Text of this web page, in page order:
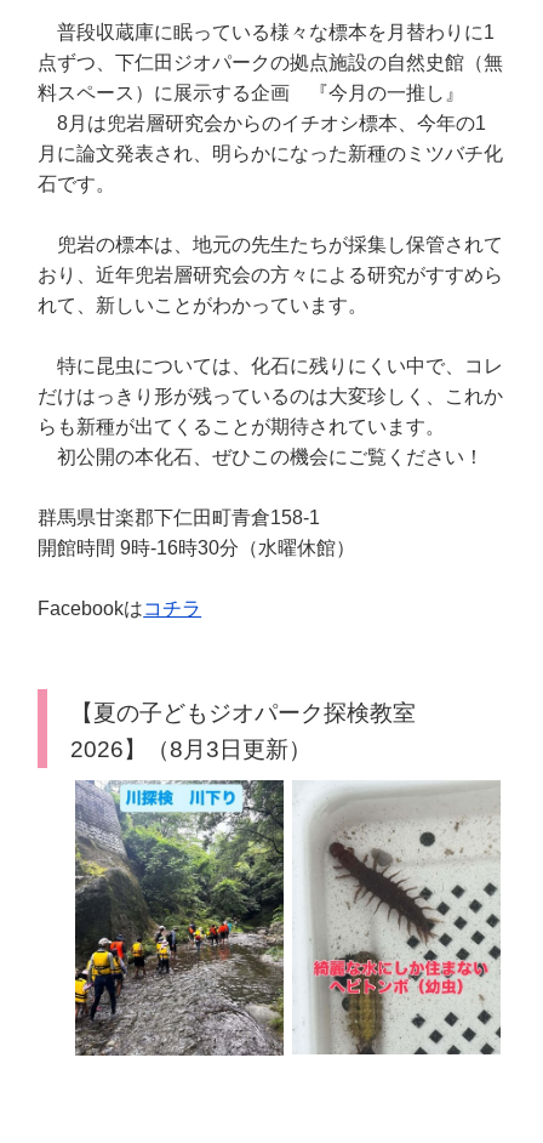
普段収蔵庫に眠っている様々な標本を月替わりに1
点ずつ、下仁田ジオパークの拠点施設の自然史館（無
料スペース）に展示する企画 『今月の一推し』
8月は兜岩層研究会からのイチオシ標本、今年の1
月に論文発表され、明らかになった新種のミツバチ化
石です。
兜岩の標本は、地元の先生たちが採集し保管されて
おり、近年兜岩層研究会の方々による研究がすすめら
れて、新しいことがわかっています。
特に昆虫については、化石に残りにくい中で、コレ
だけはっきり形が残っているのは大変珍しく、これか
らも新種が出てくることが期待されています。
初公開の本化石、ぜひこの機会にご覧ください！
群馬県甘楽郡下仁田町青倉158-1
開館時間 9時-16時30分（水曜休館）
Facebookはコチラ
【夏の子どもジオパーク探検教室
2026】（8月3日更新）